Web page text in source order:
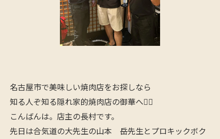
名古屋市で美味しい焼肉店をお探しなら
知る人ぞ知る隠れ家的焼肉店の御華へ🙋‍♂️
こんばんは。店主の長村です。
先日は合気道の大先生の山本 岳先生とプロキックボク